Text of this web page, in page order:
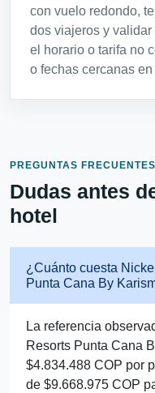
con vuelo redondo,
dos viajeros y
el horario o tarifa no
o fechas cercanas
PREGUNTAS FRECUENTES
Dudas antes
hotel
¿Cuánto cuesta
Punta Cana By
La referencia
Resorts Punta Cana
$4.834.488 COP por
de $9.668.975 COP